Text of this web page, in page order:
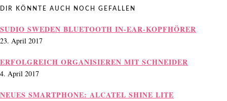
DIR KÖNNTE AUCH NOCH GEFALLEN
SUDIO SWEDEN BLUETOOTH IN-EAR-KOPFHÖRER
23. April 2017
ERFOLGREICH ORGANISIEREN MIT SCHNEIDER
4. April 2017
NEUES SMARTPHONE: ALCATEL SHINE LITE